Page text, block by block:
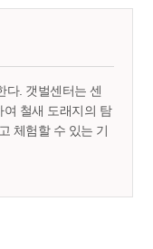
다. 갯벌센터는 센
여 철새 도래지의 탐
체험할 수 있는 기